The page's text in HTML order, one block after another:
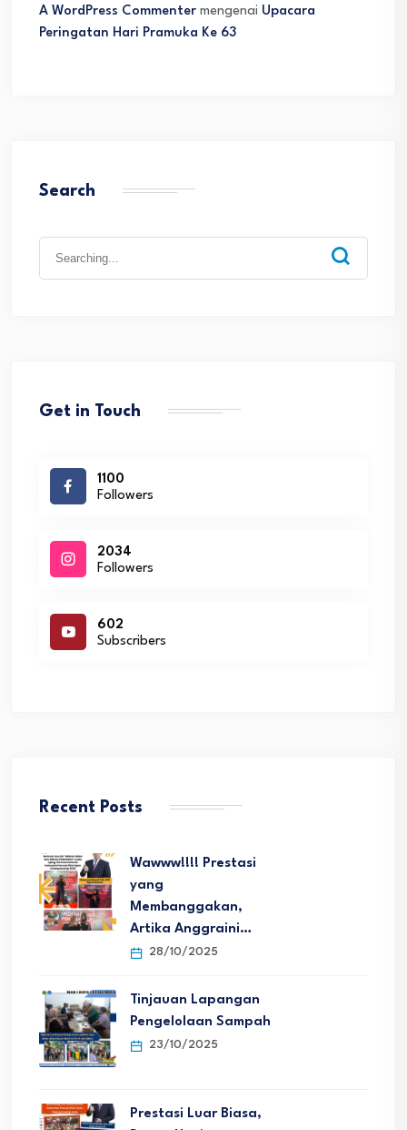
A WordPress Commenter mengenai Upacara
Peringatan Hari Pramuka Ke 63
Search
Get in Touch
1100
Followers
2034
Followers
602
Subscribers
Recent Posts
Wawww!!!! Prestasi
yang
Membanggakan,
Artika Anggraini…
28/10/2025
Tinjauan Lapangan
Pengelolaan Sampah
23/10/2025
Prestasi Luar Biasa,